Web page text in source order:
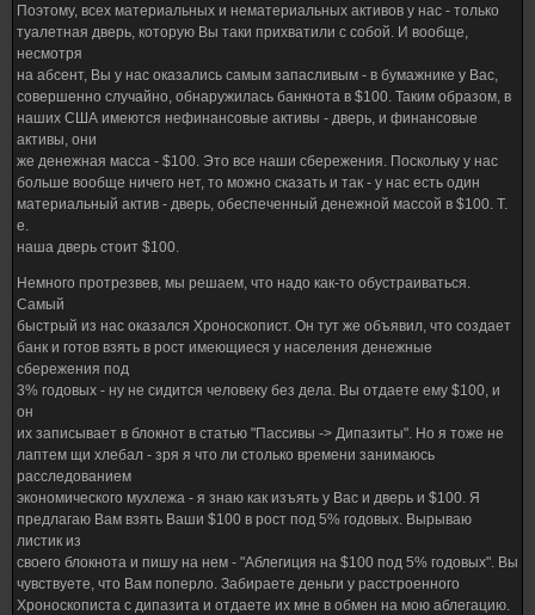
Поэтому, всех материальных и нематериальных активов у нас - только
туалетная дверь, которую Вы таки прихватили с собой. И вообще,
несмотря
на абсент, Вы у нас оказались самым запасливым - в бумажнике у Вас,
совершенно случайно, обнаружилась банкнота в $100. Таким образом, в
наших США имеются нефинансовые активы - дверь, и финансовые
активы, они
же денежная масса - $100. Это все наши сбережения. Поскольку у нас
больше вообще ничего нет, то можно сказать и так - у нас есть один
материальный актив - дверь, обеспеченный денежной массой в $100. Т.
е.
наша дверь стоит $100.
Немного протрезвев, мы решаем, что надо как-то обустраиваться.
Самый
быстрый из нас оказался Хроноскопист. Он тут же объявил, что создает
банк и готов взять в рост имеющиеся у населения денежные
сбережения под
3% годовых - ну не сидится человеку без дела. Вы отдаете ему $100, и
он
их записывает в блокнот в статью "Пассивы -> Дипазиты". Но я тоже не
лаптем щи хлебал - зря я что ли столько времени занимаюсь
расследованием
экономического мухлежа - я знаю как изъять у Вас и дверь и $100. Я
предлагаю Вам взять Ваши $100 в рост под 5% годовых. Вырываю
листик из
своего блокнота и пишу на нем - "Аблегиция на $100 под 5% годовых". Вы
чувствуете, что Вам поперло. Забираете деньги у расстроенного
Хроноскописта с дипазита и отдаете их мне в обмен на мою аблегацию.